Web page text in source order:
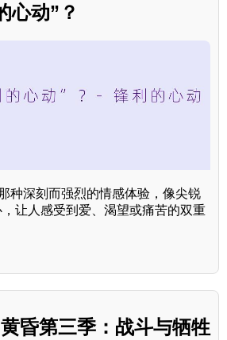
心动”？
种深刻而强烈的情感体验，像尖锐
让人感受到爱、渴望或痛苦的双重
昏第三季：战斗与牺牲